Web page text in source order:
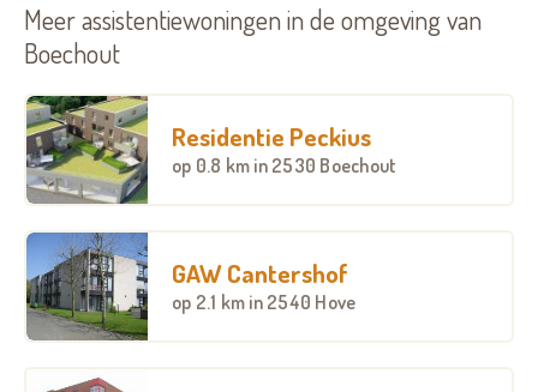
Meer assistentiewoningen in de omgeving van
Boechout
Residentie Peckius
op 0.8 km in 2530 Boechout
GAW Cantershof
op 2.1 km in 2540 Hove